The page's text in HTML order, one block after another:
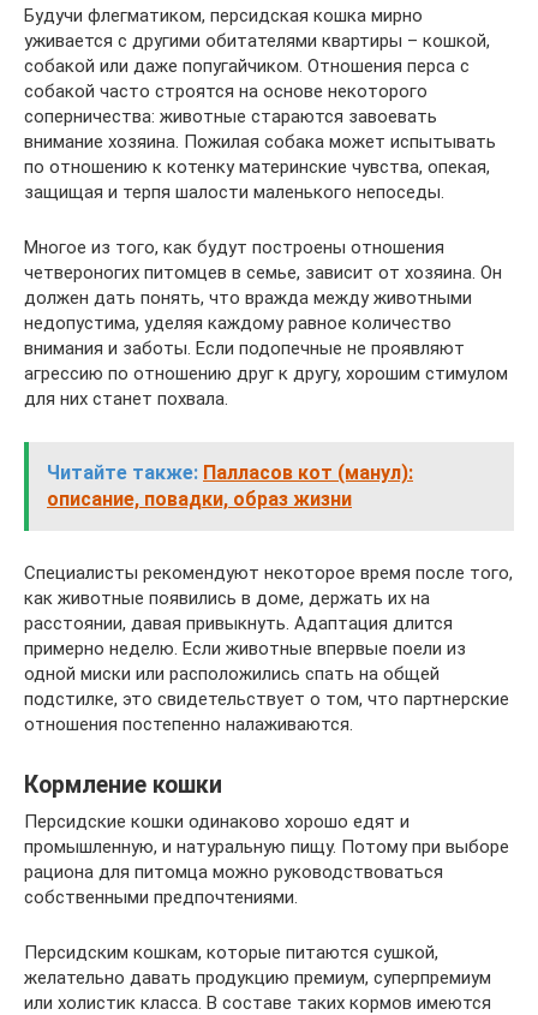
Будучи флегматиком, персидская кошка мирно
уживается с другими обитателями квартиры – кошкой,
собакой или даже попугайчиком. Отношения перса с
собакой часто строятся на основе некоторого
соперничества: животные стараются завоевать
внимание хозяина. Пожилая собака может испытывать
по отношению к котенку материнские чувства, опекая,
защищая и терпя шалости маленького непоседы.
Многое из того, как будут построены отношения
четвероногих питомцев в семье, зависит от хозяина. Он
должен дать понять, что вражда между животными
недопустима, уделяя каждому равное количество
внимания и заботы. Если подопечные не проявляют
агрессию по отношению друг к другу, хорошим стимулом
для них станет похвала.
Читайте также: Палласов кот (манул):
описание, повадки, образ жизни
Специалисты рекомендуют некоторое время после того,
как животные появились в доме, держать их на
расстоянии, давая привыкнуть. Адаптация длится
примерно неделю. Если животные впервые поели из
одной миски или расположились спать на общей
подстилке, это свидетельствует о том, что партнерские
отношения постепенно налаживаются.
Кормление кошки
Персидские кошки одинаково хорошо едят и
промышленную, и натуральную пищу. Потому при выборе
рациона для питомца можно руководствоваться
собственными предпочтениями.
Персидским кошкам, которые питаются сушкой,
желательно давать продукцию премиум, суперпремиум
или холистик класса. В составе таких кормов имеются